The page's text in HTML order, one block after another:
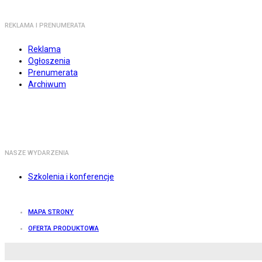
REKLAMA I PRENUMERATA
Reklama
Ogłoszenia
Prenumerata
Archiwum
NASZE WYDARZENIA
Szkolenia i konferencje
MAPA STRONY
OFERTA PRODUKTOWA